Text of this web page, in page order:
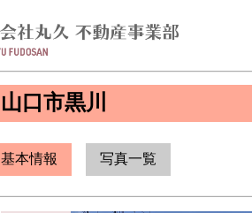
山口市黒川
基本情報 写真一覧